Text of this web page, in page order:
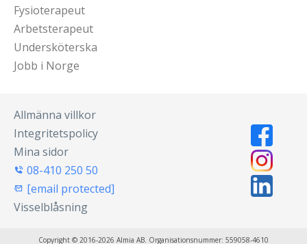
Fysioterapeut
Arbetsterapeut
Undersköterska
Jobb i Norge
Allmänna villkor
Integritetspolicy
Mina sidor
08-410 250 50
[email protected]
Visselblåsning
Copyright © 2016-2026 Almia AB. Organisationsnummer: 559058-4610